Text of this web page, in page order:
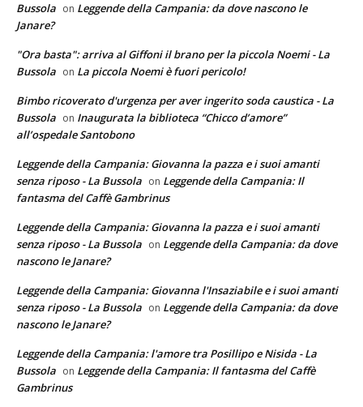
Bussola on Leggende della Campania: da dove nascono le
Janare?
"Ora basta": arriva al Giffoni il brano per la piccola Noemi - La
Bussola on La piccola Noemi è fuori pericolo!
Bimbo ricoverato d'urgenza per aver ingerito soda caustica - La
Bussola on Inaugurata la biblioteca “Chicco d’amore”
all’ospedale Santobono
Leggende della Campania: Giovanna la pazza e i suoi amanti
senza riposo - La Bussola on Leggende della Campania: Il
fantasma del Caffè Gambrinus
Leggende della Campania: Giovanna la pazza e i suoi amanti
senza riposo - La Bussola on Leggende della Campania: da dove
nascono le Janare?
Leggende della Campania: Giovanna l'Insaziabile e i suoi amanti
senza riposo - La Bussola on Leggende della Campania: da dove
nascono le Janare?
Leggende della Campania: l'amore tra Posillipo e Nisida - La
Bussola on Leggende della Campania: Il fantasma del Caffè
Gambrinus